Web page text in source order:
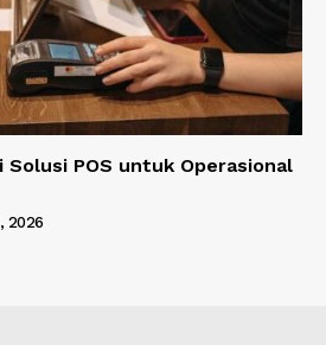
Solusi POS untuk Operasional
2026